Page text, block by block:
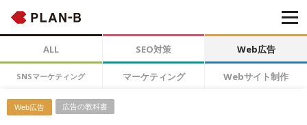
ALL SEO対策 Web広告
SNSマーケティング マーケティング Webサイト制作
Web広告 広告の教科書